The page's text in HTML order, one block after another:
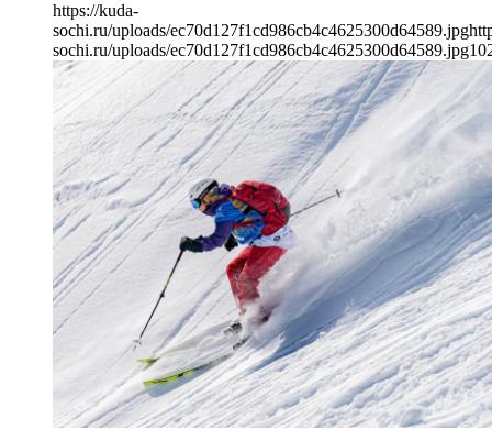
https://kuda-
sochi.ru/uploads/ec70d127f1cd986cb4c4625300d64589.jpg
sochi.ru/uploads/ec70d127f1cd986cb4c4625300d64589.jpg